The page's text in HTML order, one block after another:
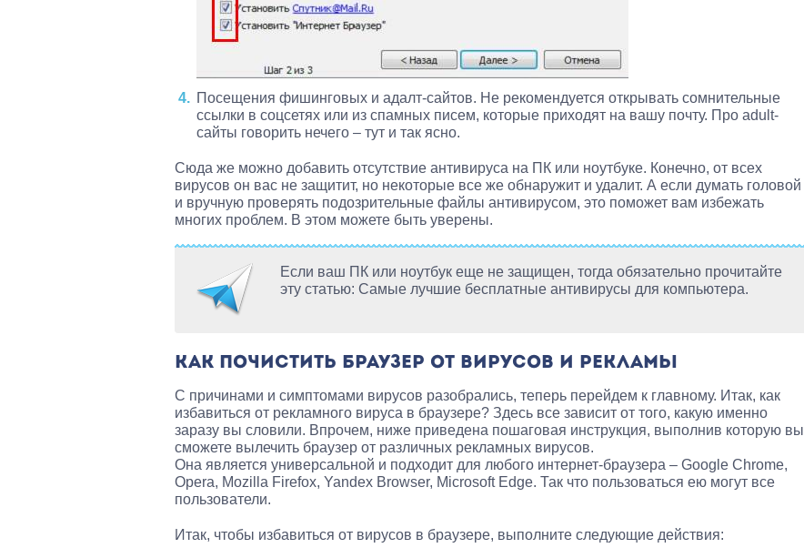
Посещения фишинговых и адалт-сайтов. Не рекомендуется открывать сомнительные
ссылки в соцсетях или из спамных писем, которые приходят на вашу почту. Про adult-
сайты говорить нечего – тут и так ясно.
Сюда же можно добавить отсутствие антивируса на ПК или ноутбуке. Конечно, от всех
вирусов он вас не защитит, но некоторые все же обнаружит и удалит. А если думать головой
и вручную проверять подозрительные файлы антивирусом, это поможет вам избежать
многих проблем. В этом можете быть уверены.
Если ваш ПК или ноутбук еще не защищен, тогда обязательно прочитайте
эту статью: Самые лучшие бесплатные антивирусы для компьютера.
КАК ПОЧИСТИТЬ БРАУЗЕР ОТ ВИРУСОВ И РЕКЛАМЫ
С причинами и симптомами вирусов разобрались, теперь перейдем к главному. Итак, как
избавиться от рекламного вируса в браузере? Здесь все зависит от того, какую именно
заразу вы словили. Впрочем, ниже приведена пошаговая инструкция, выполнив которую вы
сможете вылечить браузер от различных рекламных вирусов.
Она является универсальной и подходит для любого интернет-браузера – Google Chrome,
Opera, Mozilla Firefox, Yandex Browser, Microsoft Edge. Так что пользоваться ею могут все
пользователи.
Итак, чтобы избавиться от вирусов в браузере, выполните следующие действия: